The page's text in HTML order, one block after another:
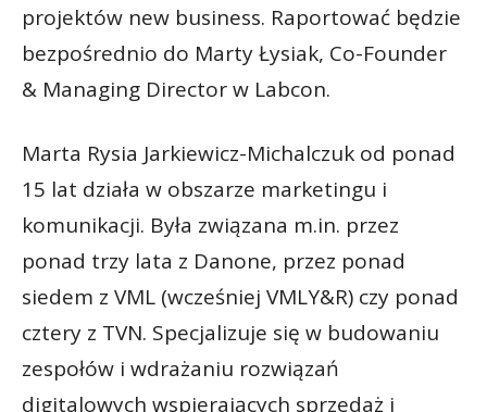
projektów new business. Raportować będzie
bezpośrednio do Marty Łysiak, Co-Founder
& Managing Director w Labcon.
Marta Rysia Jarkiewicz-Michalczuk od ponad
15 lat działa w obszarze marketingu i
komunikacji. Była związana m.in. przez
ponad trzy lata z Danone, przez ponad
siedem z VML (wcześniej VMLY&R) czy ponad
cztery z TVN. Specjalizuje się w budowaniu
zespołów i wdrażaniu rozwiązań
digitalowych wspierających sprzedaż i